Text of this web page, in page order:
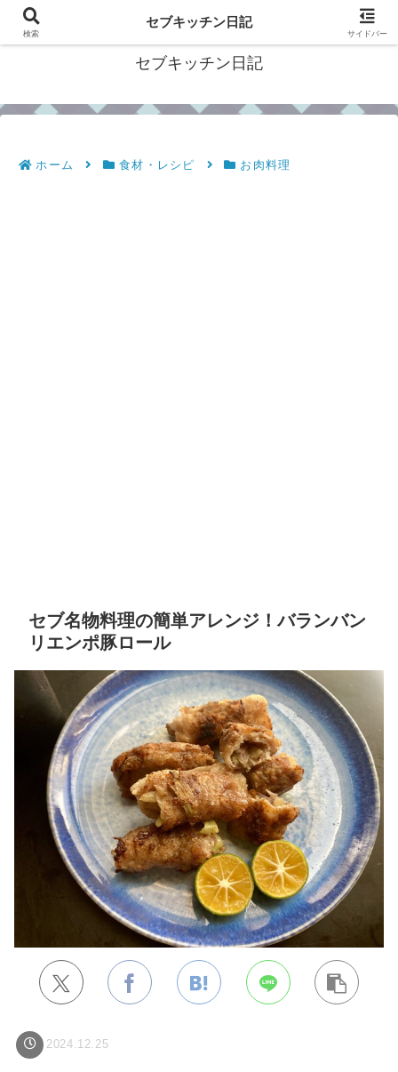
フィリピン・セブの移住情報やおすすめ食材・レシピを発信
セブキッチン日記
ホーム 食材・レシピ お肉料理
セブ名物料理の簡単アレンジ！バランバン
リエンポ豚ロール
2024.12.25
検索
セブキッチン日記
サイドバー